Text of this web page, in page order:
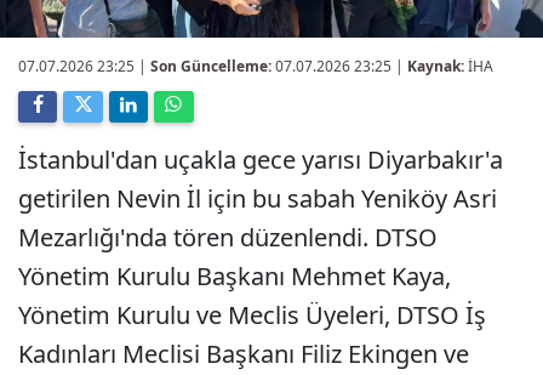
07.07.2026 23:25 | Son Güncelleme:07.07.2026 23:25 | Kaynak:İHA
İstanbul'dan uçakla gece yarısı Diyarbakır'a
getirilen Nevin İl için bu sabah Yeniköy Asri
Mezarlığı'nda tören düzenlendi. DTSO
Yönetim Kurulu Başkanı Mehmet Kaya,
Yönetim Kurulu ve Meclis Üyeleri, DTSO İş
Kadınları Meclisi Başkanı Filiz Ekingen ve